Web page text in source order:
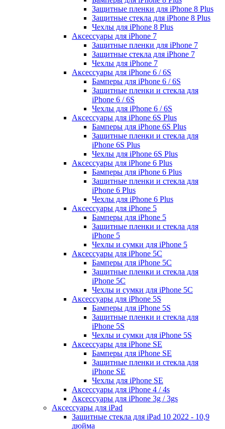
Защитные пленки для iPhone 8 Plus
Защитные стекла для iPhone 8 Plus
Чехлы для iPhone 8 Plus
Аксессуары для iPhone 7
Защитные пленки для iPhone 7
Защитные стекла для iPhone 7
Чехлы для iPhone 7
Аксессуары для iPhone 6 / 6S
Бамперы для iPhone 6 / 6S
Защитные пленки и стекла для
iPhone 6 / 6S
Чехлы для iPhone 6 / 6S
Аксессуары для iPhone 6S Plus
Бамперы для iPhone 6S Plus
Защитные пленки и стекла для
iPhone 6S Plus
Чехлы для iPhone 6S Plus
Аксессуары для iPhone 6 Plus
Бамперы для iPhone 6 Plus
Защитные пленки и стекла для
iPhone 6 Plus
Чехлы для iPhone 6 Plus
Аксессуары для iPhone 5
Бамперы для iPhone 5
Защитные пленки и стекла для
iPhone 5
Чехлы и сумки для iPhone 5
Аксессуары для iPhone 5C
Бамперы для iPhone 5C
Защитные пленки и стекла для
iPhone 5C
Чехлы и сумки для iPhone 5C
Аксессуары для iPhone 5S
Бамперы для iPhone 5S
Защитные пленки и стекла для
iPhone 5S
Чехлы и сумки для iPhone 5S
Аксессуары для iPhone SE
Бамперы для iPhone SE
Защитные пленки и стекла для
iPhone SE
Чехлы для iPhone SE
Аксессуары для iPhone 4 / 4s
Аксессуары для iPhone 3g / 3gs
Аксессуары для iPad
Защитные стекла для iPad 10 2022 - 10,9
дюйма